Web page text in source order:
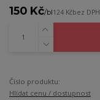
150 Kč/bl124 Kčbez DPH
Číslo produktu:
Hlídat cenu / dostupnost